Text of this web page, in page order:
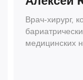
Врач-хирург,
медицинских